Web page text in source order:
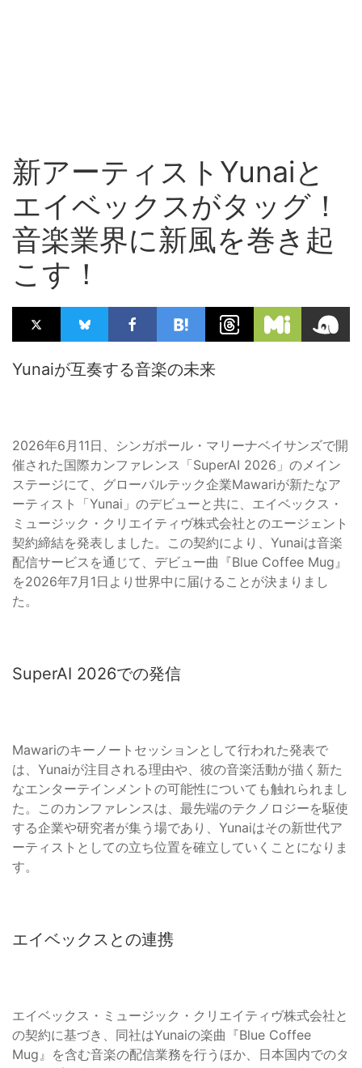
新アーティストYunaiと
エイベックスがタッグ！
音楽業界に新風を巻き起
こす！
Yunaiが互奏する音楽の未来
2026年6月11日、シンガポール・マリーナベイサンズで開
催された国際カンファレンス「SuperAI 2026」のメイン
ステージにて、グローバルテック企業Mawariが新たなア
ーティスト「Yunai」のデビューと共に、エイベックス・
ミュージック・クリエイティヴ株式会社とのエージェント
契約締結を発表しました。この契約により、Yunaiは音楽
配信サービスを通じて、デビュー曲『Blue Coffee Mug』
を2026年7月1日より世界中に届けることが決まりまし
た。
SuperAI 2026での発信
Mawariのキーノートセッションとして行われた発表で
は、Yunaiが注目される理由や、彼の音楽活動が描く新た
なエンターテインメントの可能性についても触れられまし
た。このカンファレンスは、最先端のテクノロジーを駆使
する企業や研究者が集う場であり、Yunaiはその新世代ア
ーティストとしての立ち位置を確立していくことになりま
す。
エイベックスとの連携
エイベックス・ミュージック・クリエイティヴ株式会社と
の契約に基づき、同社はYunaiの楽曲『Blue Coffee
Mug』を含む音楽の配信業務を行うほか、日本国内でのタ